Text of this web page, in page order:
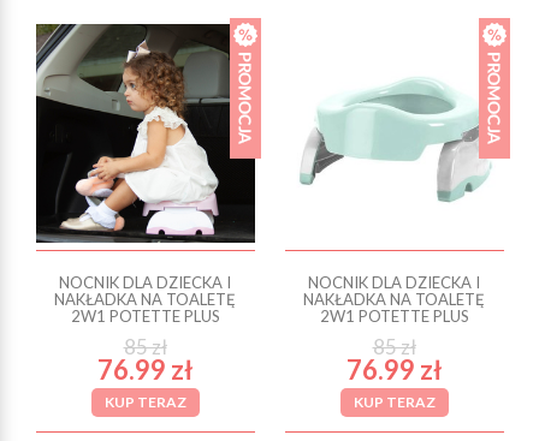
NOCNIK DLA DZIECKA I
NAKŁADKA NA TOALETĘ
2W1 POTETTE PLUS
85 zł
76.99 zł
KUP TERAZ
NOCNIK DLA DZIECKA I
NAKŁADKA NA TOALETĘ
2W1 POTETTE PLUS
85 zł
76.99 zł
KUP TERAZ